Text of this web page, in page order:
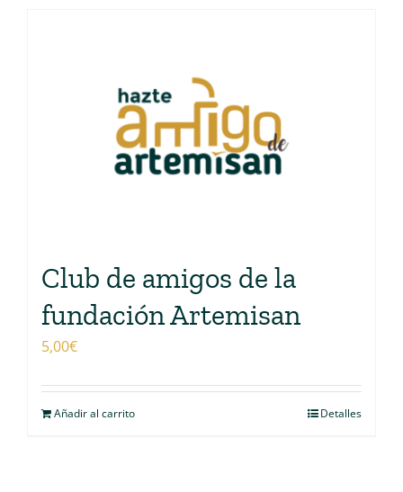
Club de amigos de la
fundación Artemisan
5,00€
Añadir al carrito Detalles